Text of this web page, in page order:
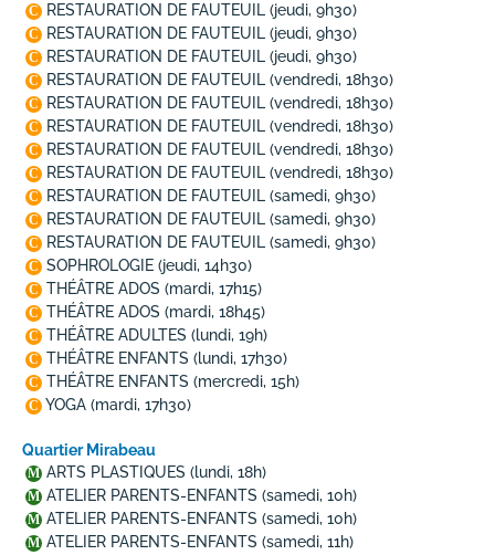
C RESTAURATION DE FAUTEUIL (jeudi, 9h30)
C RESTAURATION DE FAUTEUIL (jeudi, 9h30)
C RESTAURATION DE FAUTEUIL (jeudi, 9h30)
C RESTAURATION DE FAUTEUIL (vendredi, 18h30)
C RESTAURATION DE FAUTEUIL (vendredi, 18h30)
C RESTAURATION DE FAUTEUIL (vendredi, 18h30)
C RESTAURATION DE FAUTEUIL (vendredi, 18h30)
C RESTAURATION DE FAUTEUIL (vendredi, 18h30)
C RESTAURATION DE FAUTEUIL (samedi, 9h30)
C RESTAURATION DE FAUTEUIL (samedi, 9h30)
C RESTAURATION DE FAUTEUIL (samedi, 9h30)
C SOPHROLOGIE (jeudi, 14h30)
C THÉÂTRE ADOS (mardi, 17h15)
C THÉÂTRE ADOS (mardi, 18h45)
C THÉÂTRE ADULTES (lundi, 19h)
C THÉÂTRE ENFANTS (lundi, 17h30)
C THÉÂTRE ENFANTS (mercredi, 15h)
C YOGA (mardi, 17h30)
Quartier Mirabeau
M ARTS PLASTIQUES (lundi, 18h)
M ATELIER PARENTS-ENFANTS (samedi, 10h)
M ATELIER PARENTS-ENFANTS (samedi, 10h)
M ATELIER PARENTS-ENFANTS (samedi, 11h)